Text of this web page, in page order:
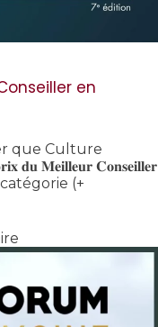
en
que Culture
𝐌𝐞𝐢𝐥𝐥𝐞𝐮𝐫 𝐂𝐨𝐧𝐬𝐞𝐢𝐥𝐥𝐞𝐫
catégorie (+